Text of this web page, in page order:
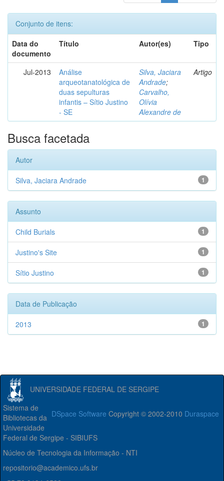
Conjunto de itens:
Data do
documento
Título Autor(es) Tipo
Jul-2013
Análise
arqueotanatológica de
duas sepulturas
infantis – Sítio Justino
- SE
Silva, Jaciara
Andrade;
Carvalho,
Olívia
Alexandre de
Artigo
Busca facetada
Autor
1
Silva, Jaciara Andrade
Assunto
1
Child Burials
1
Justino's Site
1
Sítio Justino
Data de Publicação
1
2013
UNIVERSIDADE FEDERAL DE SERGIPE
DSpace Software Copyright © 2002-2010 Duraspace
Sistema de
Bibliotecas da
Universidade
Federal de Sergipe - SIBIUFS
Núcleo de Tecnologia da Informação - NTI
repositorio@academico.ufs.br